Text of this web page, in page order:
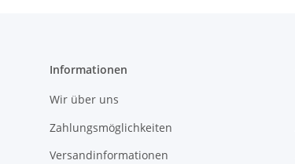
Informationen
Wir über uns
Zahlungsmöglichkeiten
Versandinformationen